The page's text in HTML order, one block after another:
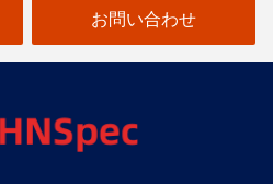
お問い合わせ